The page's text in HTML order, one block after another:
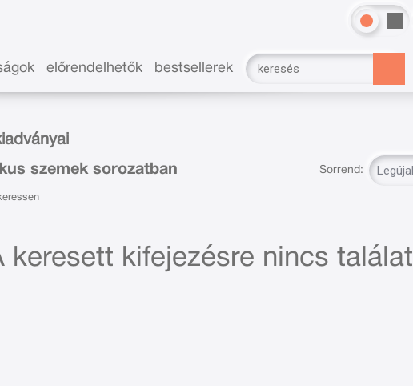
előrendelhetők bestsellerek
szemek sorozatban Sorrend:
keresett kifejezésre nincs találat